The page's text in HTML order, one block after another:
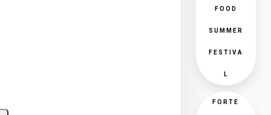
FOOD
SUMMER
FESTIVA
L
FORTE